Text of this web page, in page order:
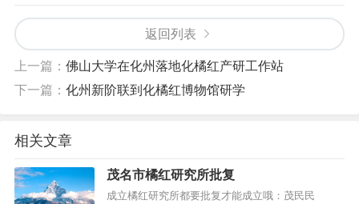
返回列表
上一篇： 佛山大学在化州落地化橘红产研工作站
下一篇： 化州新阶联到化橘红博物馆研学
相关文章
茂名市橘红研究所批复
成立橘红研究所都要批复才能成立哦：茂民民